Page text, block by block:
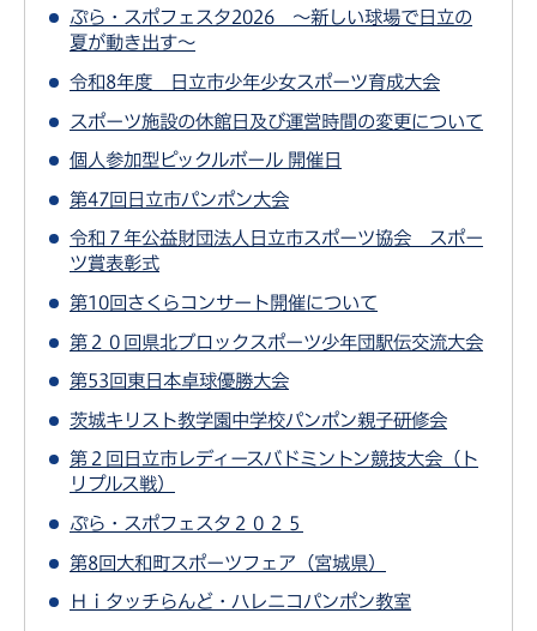
ぷら・スポフェスタ2026 ～新しい球場で日立の
夏が動き出す～
令和8年度 日立市少年少女スポーツ育成大会
スポーツ施設の休館日及び運営時間の変更について
個人参加型ピックルボール 開催日
第47回日立市パンポン大会
令和７年公益財団法人日立市スポーツ協会 スポー
ツ賞表彰式
第10回さくらコンサート開催について
第２０回県北ブロックスポーツ少年団駅伝交流大会
第53回東日本卓球優勝大会
茨城キリスト教学園中学校パンポン親子研修会
第２回日立市レディースバドミントン競技大会（ト
リプルス戦）
ぷら・スポフェスタ２０２５
第8回大和町スポーツフェア（宮城県）
Ｈｉタッチらんど・ハレニコパンポン教室